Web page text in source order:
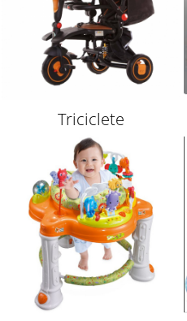
Triciclete